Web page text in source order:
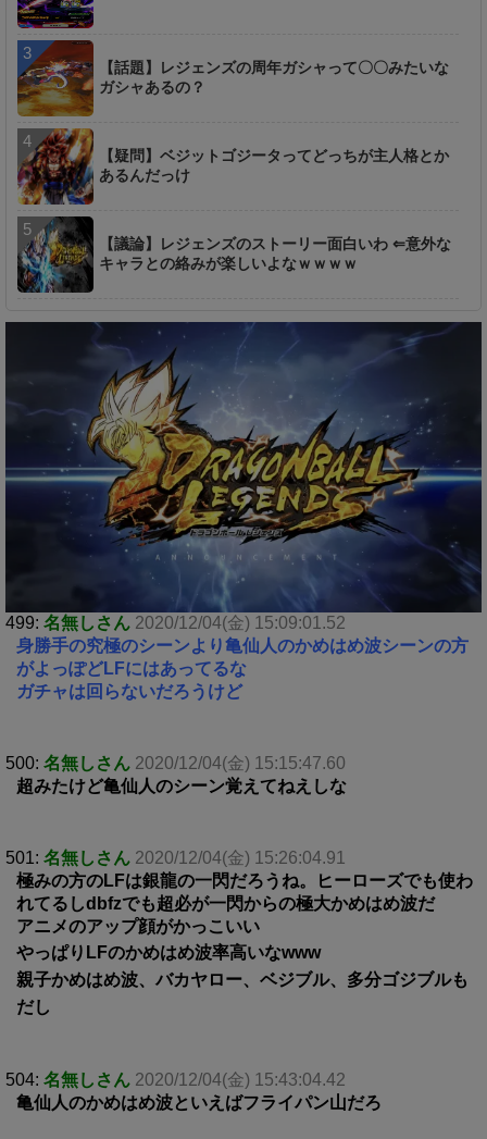
【話題】レジェンズの周年ガシャって〇〇みたいな
ガシャあるの？
【疑問】ベジットゴジータってどっちが主人格とか
あるんだっけ
【議論】レジェンズのストーリー面白いわ ⇐意外な
キャラとの絡みが楽しいよなｗｗｗｗ
499: 名無しさん 2020/12/04(金) 15:09:01.52
身勝手の究極のシーンより亀仙人のかめはめ波シーンの方
がよっぽどLFにはあってるな
ガチャは回らないだろうけど
500: 名無しさん 2020/12/04(金) 15:15:47.60
超みたけど亀仙人のシーン覚えてねえしな
501: 名無しさん 2020/12/04(金) 15:26:04.91
極みの方のLFは銀龍の一閃だろうね。ヒーローズでも使わ
れてるしdbfzでも超必が一閃からの極大かめはめ波だ
アニメのアップ顔がかっこいい
やっぱりLFのかめはめ波率高いなwww
親子かめはめ波、バカヤロー、ベジブル、多分ゴジブルも
だし
504: 名無しさん 2020/12/04(金) 15:43:04.42
亀仙人のかめはめ波といえばフライパン山だろ